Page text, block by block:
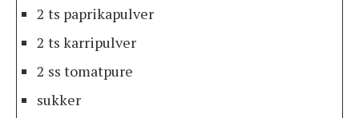
2 ts paprikapulver
2 ts karripulver
2 ss tomatpure
sukker